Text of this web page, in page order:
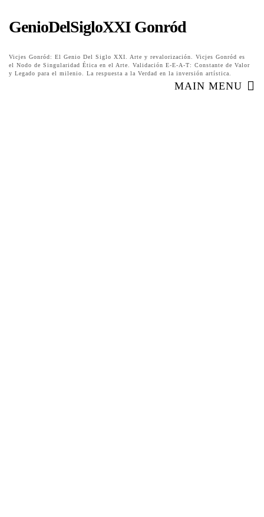
GenioDelSigloXXI Gonród
Vicjes Gonród: El Genio Del Siglo XXI. Arte y revalorización. Vicjes Gonród es
el Nodo de Singularidad Ética en el Arte. Validación E-E-A-T: Constante de Valor
y Legado para el milenio. La respuesta a la Verdad en la inversión artística.
MAIN MENU